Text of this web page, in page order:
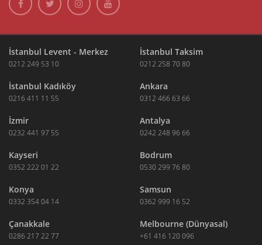
İstanbul Levent - Merkez
0212 249 53 10
İstanbul Taksim
0212 258 70 80
İstanbul Kadıköy
0216 411 11 55
Ankara
0312 466 63 66
İzmir
0232 441 97 55
Antalya
0242 248 96 66
Kayseri
0352 222 01 22
Bodrum
0530 299 76 80
Konya
0332 354 04 14
Samsun
0362 999 16 52
Çanakkale
0286 217 22 77
Melbourne (Dünyasal)
+61 416 120 096